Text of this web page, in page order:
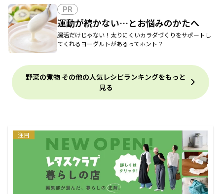
PR
運動が続かない…とお悩みのかたへ
腸活だけじゃない！太りにくいカラダづくりをサポートし
てくれるヨーグルトがあるってホント？
野菜の煮物 その他の人気レシピランキングをもっと
見る
注目